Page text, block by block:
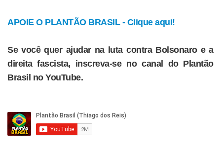
APOIE O PLANTÃO BRASIL - Clique aqui!
Se você quer ajudar na luta contra Bolsonaro e a
direita fascista, inscreva-se no canal do Plantão
Brasil no YouTube.